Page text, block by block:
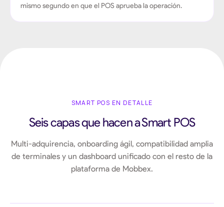
mismo segundo en que el POS aprueba la operación.
SMART POS EN DETALLE
Seis capas que hacen a Smart POS
Multi-adquirencia, onboarding ágil, compatibilidad amplia
de terminales y un dashboard unificado con el resto de la
plataforma de Mobbex.